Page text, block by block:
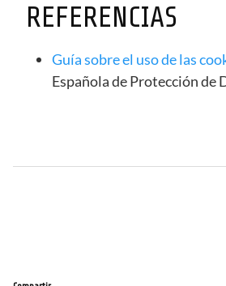
REFERENCIAS
Guía sobre el uso de las
Española de Protección de